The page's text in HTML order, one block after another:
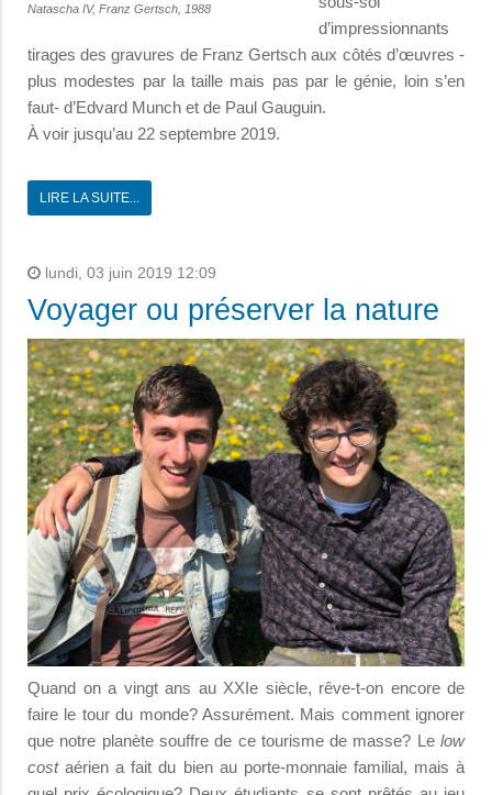
Natascha IV, Franz Gertsch, 1988
d’impressionnants
tirages des gravures de Franz Gertsch aux côtés d’œuvres -
plus modestes par la taille mais pas par le génie, loin s’en
faut- d’Edvard Munch et de Paul Gauguin.
À voir jusqu’au 22 septembre 2019.
LIRE LA SUITE...
lundi, 03 juin 2019 12:09
Voyager ou préserver la nature
Quand on a vingt ans au XXIe siècle, rêve-t-on encore de
faire le tour du monde? Assurément. Mais comment ignorer
que notre planète souffre de ce tourisme de masse? Le low
costaérien a fait du bien au porte-monnaie familial, mais à